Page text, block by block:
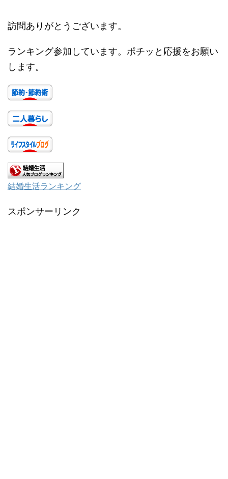
訪問ありがとうございます。
ランキング参加しています。ポチッと応援をお願い
します。
結婚生活ランキング
スポンサーリンク